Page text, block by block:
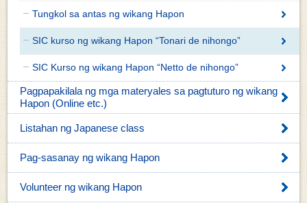
Tungkol sa antas ng wikang Hapon
SIC kurso ng wikang Hapon “Tonari de nihongo”
SIC Kurso ng wikang Hapon “Netto de nihongo”
Pagpapakilala ng mga materyales sa pagtuturo ng wikang
Hapon (Online etc.)
Listahan ng Japanese class
Pag-sasanay ng wikang Hapon
Volunteer ng wikang Hapon